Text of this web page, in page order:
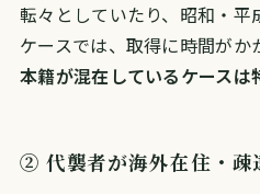
転々としていたり、昭和・
ケースでは、取得に時間がか
本籍が混在しているケースは
② 代襲者が海外在住・疎